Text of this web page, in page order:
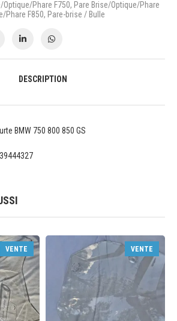
Optique/Phare F750, Pare Brise/Optique/Phare
Phare F850, Pare-brise / Bulle
DESCRIPTION
BMW 750 800 850 GS
VENTE VENTE